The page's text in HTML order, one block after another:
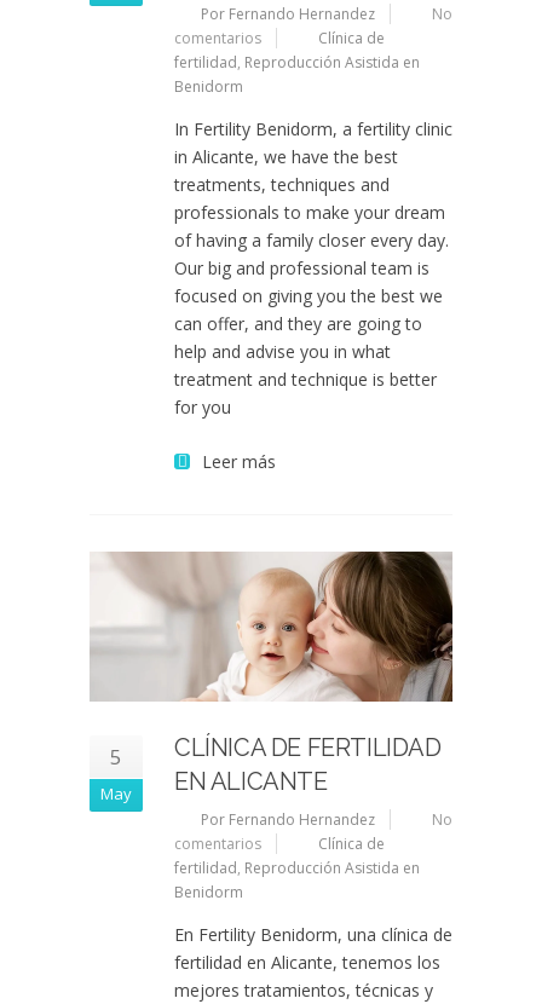
Por Fernando Hernandez
No
comentarios
Clínica de
fertilidad, Reproducción Asistida en
Benidorm
In Fertility Benidorm, a fertility clinic
in Alicante, we have the best
treatments, techniques and
professionals to make your dream
of having a family closer every day.
Our big and professional team is
focused on giving you the best we
can offer, and they are going to
help and advise you in what
treatment and technique is better
for you
Leer más
5
May
CLÍNICA DE FERTILIDAD
EN ALICANTE
Por Fernando Hernandez
No
comentarios
Clínica de
fertilidad, Reproducción Asistida en
Benidorm
En Fertility Benidorm, una clínica de
fertilidad en Alicante, tenemos los
mejores tratamientos, técnicas y